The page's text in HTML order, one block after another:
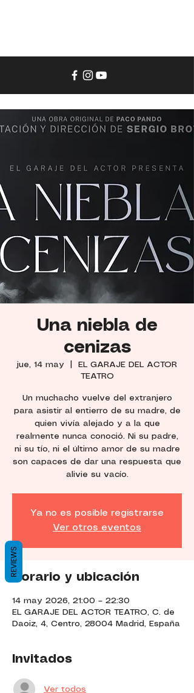
Una niebla de
cenizas
jue, 14 may
EL GARAJE DEL ACTOR
TEATRO
Un muchacho vuelve del extranjero
para asistir al entierro de su madre, de
quien vivía alejado y a la que
realmente nunca conoció. Ni su padre,
ni su tío, ni el último amor de su madre
son capaces de dar una respuesta que
alivie su vacío.
Ya no es posible registrarse
Ver otros eventos
Horario y ubicación
14 may 2026, 21:00 – 22:30
EL GARAJE DEL ACTOR TEATRO, C. de
Daoiz, 4, Centro, 28004 Madrid, España
Invitados
Ver todos
REVIEWS